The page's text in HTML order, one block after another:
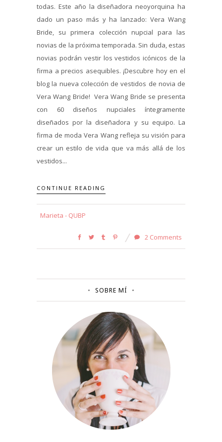
todas. Este año la diseñadora neoyorquina ha
dado un paso más y ha lanzado: Vera Wang
Bride, su primera colección nupcial para las
novias de la próxima temporada. Sin duda, estas
novias podrán vestir los vestidos icónicos de la
firma a precios asequibles. ¡Descubre hoy en el
blog la nueva colección de vestidos de novia de
Vera Wang Bride! Vera Wang Bride se presenta
con 60 diseños nupciales íntegramente
diseñados por la diseñadora y su equipo. La
firma de moda Vera Wang refleja su visión para
crear un estilo de vida que va más allá de los
vestidos...
CONTINUE READING
Marieta - QUBP
2 Comments
SOBRE MÍ